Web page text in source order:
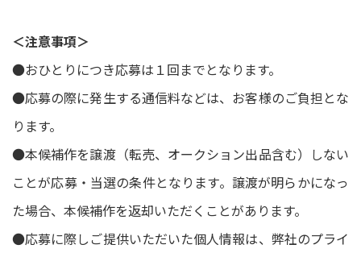
＜注意事項＞
●おひとりにつき応募は１回までとなります。
●応募の際に発生する通信料などは、お客様のご負担とな
ります。
●本候補作を譲渡（転売、オークション出品含む）しない
ことが応募・当選の条件となります。譲渡が明らかになっ
た場合、本候補作を返却いただくことがあります。
●応募に際しご提供いただいた個人情報は、弊社のプライ